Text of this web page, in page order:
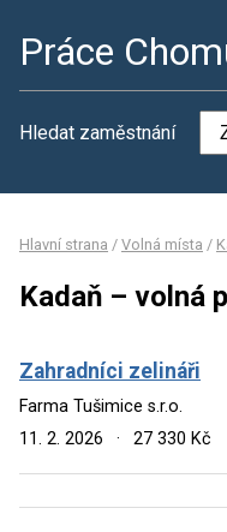
Práce
Hledat zaměstnání
Hlavní strana / Volná místa /
Kadaň – volná
Zahradníci zelináři
Farma Tušimice s.r.o.
11. 2. 2026
· 27 330 Kč